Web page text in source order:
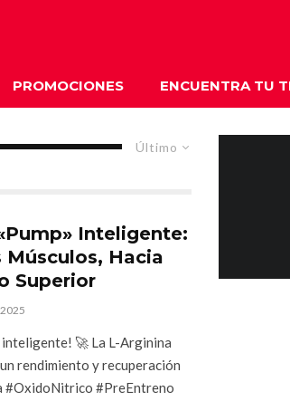
PROMOCIONES ENCUENTRA TU
Último
Inteligente:
Músculos, Hacia
Superior
inteligente! 🚀 La L-Arginina
rendimiento y recuperación
#OxidoNitrico #PreEntreno